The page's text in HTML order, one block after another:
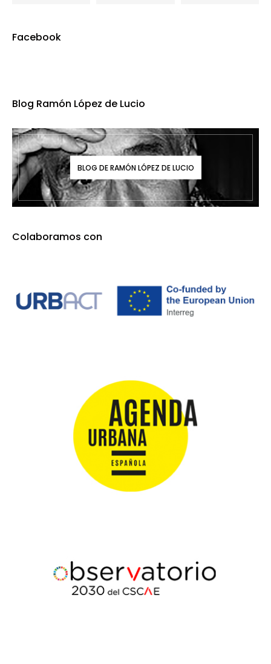
Facebook
Blog Ramón López de Lucio
BLOG DE RAMÓN LÓPEZ DE LUCIO
Colaboramos con